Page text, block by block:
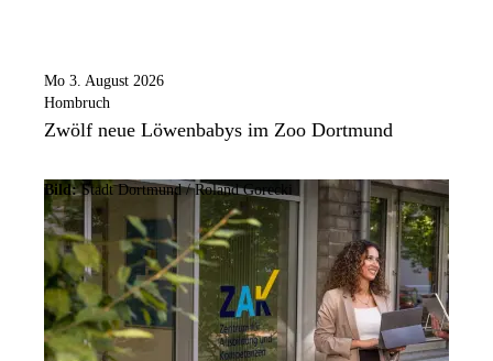
Mo 3. August 2026
Hombruch
Zwölf neue Löwenbabys im Zoo Dortmund
Bild:Stadt Dortmund / Roland Gorecki